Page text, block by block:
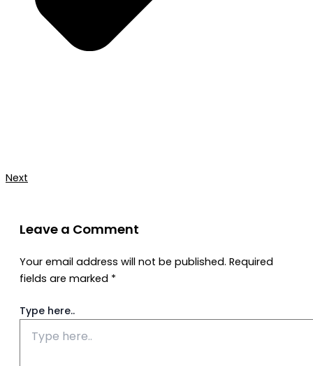
Next
Leave a Comment
Your email address will not be published. Required
fields are marked *
Type here..